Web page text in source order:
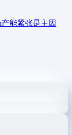
能紧张是主因